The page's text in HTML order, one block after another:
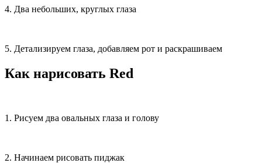
4. Два небольших, круглых глаза
5. Детализируем глаза, добавляем рот и раскрашиваем
Как нарисовать Red
1. Рисуем два овальных глаза и голову
2. Начинаем рисовать пиджак